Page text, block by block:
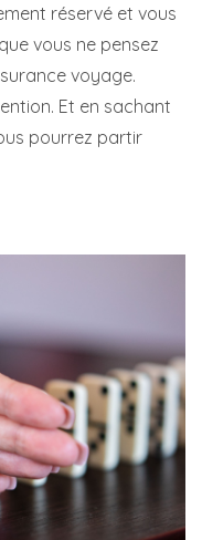
réservé et vous
vous ne pensez
voyage.
Et en sachant
pourrez partir